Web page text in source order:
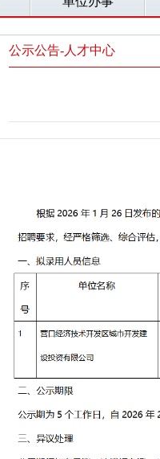
公示公告-人才中心